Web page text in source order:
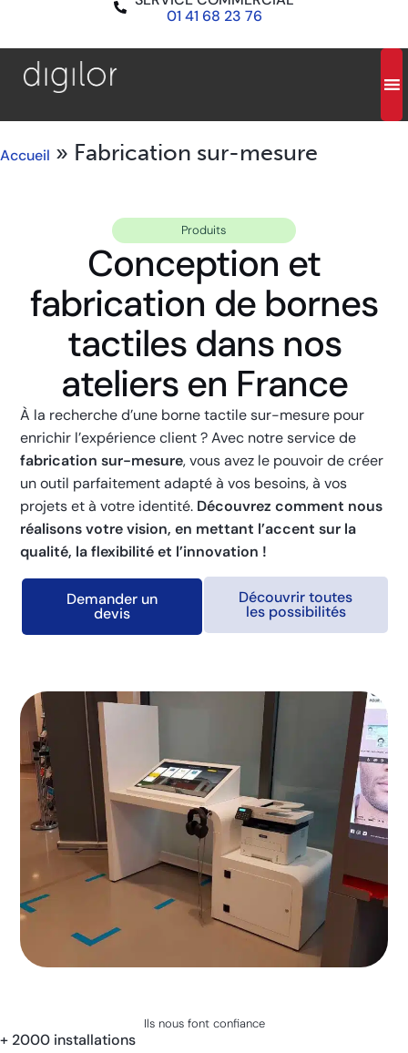
01 41 68 23 76
Accueil » Fabrication sur-mesure
Produits
Conception et
fabrication de bornes
tactiles dans nos
ateliers en France
À la recherche d’une borne tactile sur-mesure pour
enrichir l’expérience client ? Avec notre service de
fabrication sur-mesure, vous avez le pouvoir de créer
un outil parfaitement adapté à vos besoins, à vos
projets et à votre identité. Découvrez comment nous
réalisons votre vision, en mettant l’accent sur la
qualité, la flexibilité et l’innovation !
Demander un
devis
Découvrir toutes
les possibilités
Ils nous font confiance
+ 2000 installations